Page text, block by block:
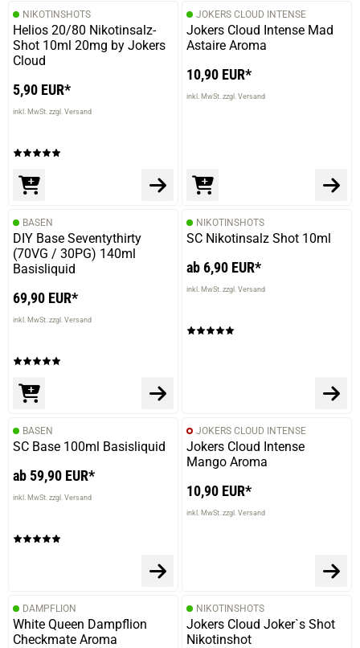
NIKOTINSHOTS
Helios 20/80 Nikotinsalz-
Shot 10ml 20mg by Jokers
Cloud
5,90 EUR*
inkl. MwSt. zzgl. Versand
JOKERS CLOUD INTENSE
Jokers Cloud Intense Mad
Astaire Aroma
10,90 EUR*
inkl. MwSt. zzgl. Versand
BASEN
DIY Base Seventythirty
(70VG / 30PG) 140ml
Basisliquid
69,90 EUR*
inkl. MwSt. zzgl. Versand
NIKOTINSHOTS
SC Nikotinsalz Shot 10ml
ab 6,90 EUR*
inkl. MwSt. zzgl. Versand
BASEN
SC Base 100ml Basisliquid
ab 59,90 EUR*
inkl. MwSt. zzgl. Versand
JOKERS CLOUD INTENSE
Jokers Cloud Intense
Mango Aroma
10,90 EUR*
inkl. MwSt. zzgl. Versand
DAMPFLION
White Queen Dampflion
Checkmate Aroma
NIKOTINSHOTS
Jokers Cloud Joker`s Shot
Nikotinshot